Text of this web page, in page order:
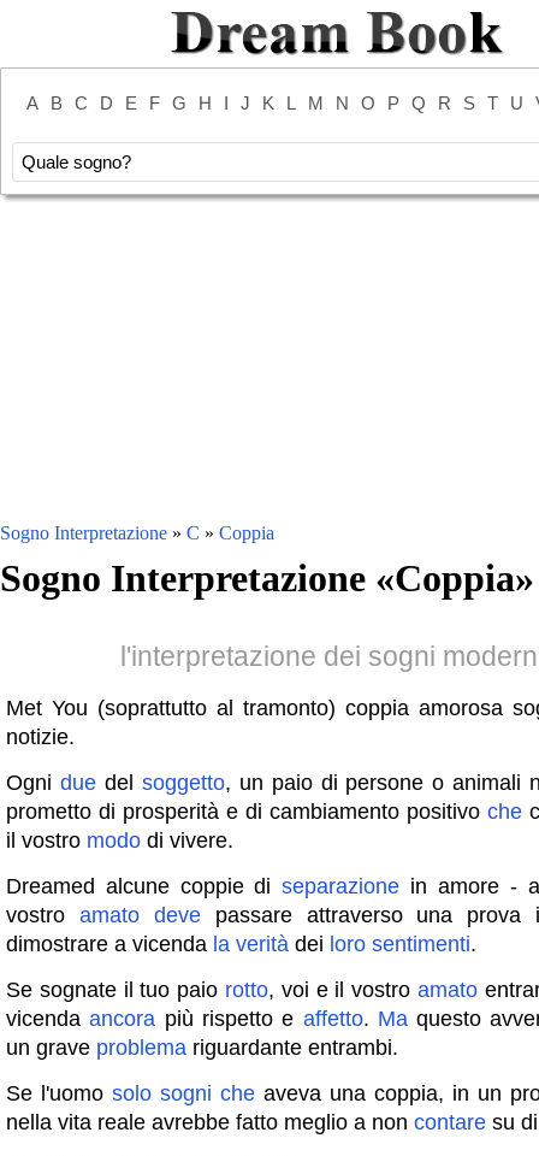
A B C D E F G H I J K L M N O P Q R S T U
Sogno Interpretazione » C » Coppia
Sogno Interpretazione «Coppia»
l'interpretazione dei sogni
Met You (soprattutto al tramonto) coppia amorosa
notizie.
Ogni duedel soggetto, un paio di persone o animali
prometto di prosperità e di cambiamento positivo che
il vostro modo di vivere.
Dreamed alcune coppie diseparazione in amore -
vostro amato devepassare attraverso una prova
dimostrare a vicenda la verità dei loro sentimenti.
Se sognate il tuo paio rotto, voi e il vostro amato
vicendaancora più rispetto e affetto. Maquesto
un grave problema riguardante entrambi.
Se l'uomo solo sogni che aveva una coppia, in un
nella vita reale avrebbe fatto meglio a non contare su